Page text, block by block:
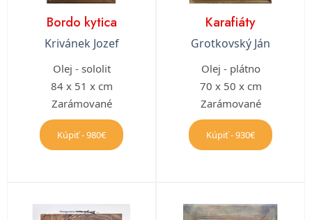
Bordo kytica
Krivánek Jozef
Olej - sololit
84 x 51 x cm
Zarámované
Kúpiť - 980€
Karafiáty
Grotkovský Ján
Olej - plátno
70 x 50 x cm
Zarámované
Kúpiť - 930€